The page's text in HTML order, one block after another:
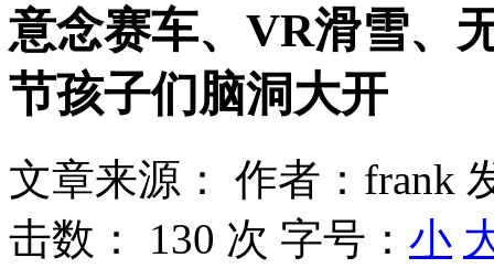
意念赛车、VR滑雪
节孩子们脑洞大开
文章来源： 作者：frank
击数： 130 次 字号： 小